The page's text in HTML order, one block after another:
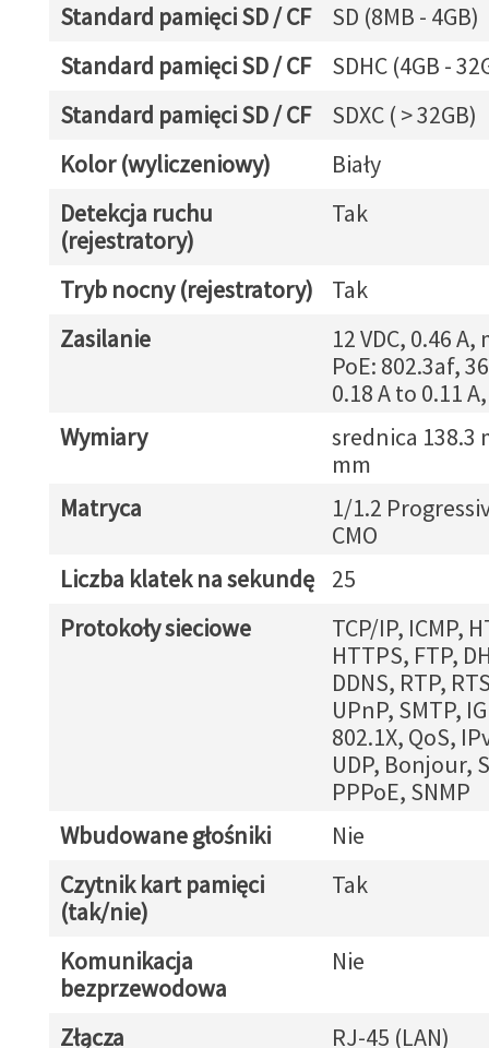
Standard pamięci SD / CF
SD (8MB - 4GB)
Standard pamięci SD / CF
SDHC (4GB -
Standard pamięci SD / CF
SDXC ( > 32GB)
Kolor (wyliczeniowy)
Biały
Detekcja ruchu
(rejestratory)
Tak
Tryb nocny (rejestratory)
Tak
Zasilanie
12 VDC, 0.46 A,
PoE: 802.3af,
0.18 A to 0.11
Wymiary
srednica 138.3
mm
Matryca
1/1.2
CMO
Liczba klatek na sekundę
25
Protokoły sieciowe
TCP/IP, ICMP,
HTTPS, FTP,
DDNS, RTP,
UPnP, SMTP,
802.1X, QoS,
UDP, Bonjour,
PPPoE, SNMP
Wbudowane głośniki
Nie
Czytnik kart pamięci
(tak/nie)
Tak
Komunikacja
bezprzewodowa
Nie
Złącza RJ-45 (LAN)